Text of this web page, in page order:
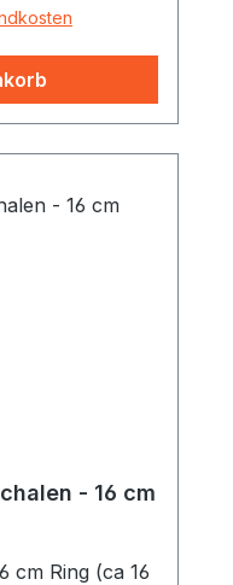
überträgt
isoliert und die
- 16 cm
cm Ring (ca 16